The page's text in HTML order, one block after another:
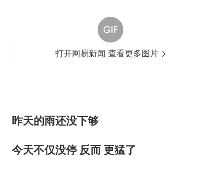
打开网易新闻 查看更多图片
昨天的雨还没下够
今天不仅没停 反而 更猛了